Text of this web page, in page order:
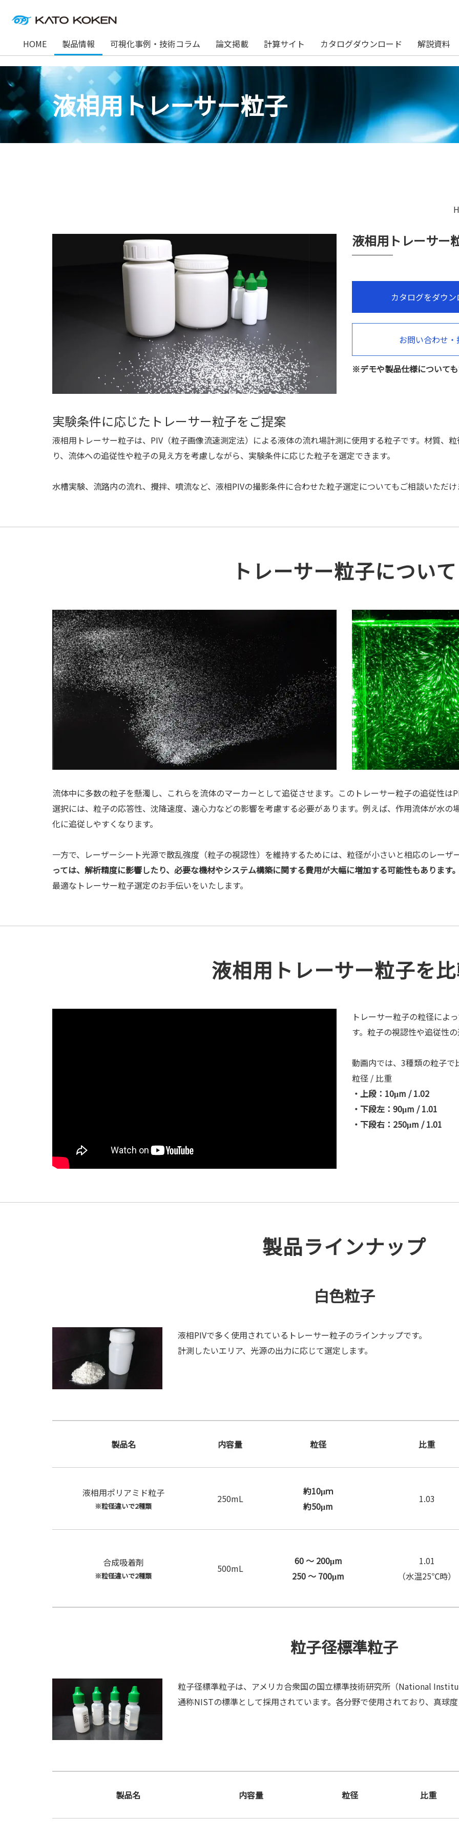
HOME 製品情報 可視化事例・技術コラム 論文掲載 計算サイト カタログダウンロード 解説資料
液相用トレーサー粒子
液相用トレーサー
カタログをダウ
お問い合わせ
※デモや製品仕様について
実験条件に応じたトレーサー粒子をご提案
液相用トレーサー粒子は、PIV（粒子画像流速測定法）による液体の流れ場計測に使用する粒子です。材質、
り、流体への追従性や粒子の見え方を考慮しながら、実験条件に応じた粒子を選定できます。
水槽実験、流路内の流れ、攪拌、噴流など、液相PIVの撮影条件に合わせた粒子選定についてもご相談いただけ
トレーサー粒子について
流体中に多数の粒子を懸濁し、これらを流体のマーカーとして追従させます。このトレーサー粒子の追従性は
選択には、粒子の応答性、沈降速度、遠心力などの影響を考慮する必要があります。例えば、作用流体が水
化に追従しやすくなります。
一方で、レーザーシート光源で散乱強度（粒子の視認性）を維持するためには、粒径が小さいと相応のレーザ
っては、解析精度に影響したり、必要な機材やシステム構築に関する費用が大幅に増加する可能性もあります
最適なトレーサー粒子選定のお手伝いをいたします。
液相用トレーサー粒子を
トレーサー粒子の粒径によ
す。粒子の視認性や追従性
動画内では、3種類の粒子で
粒径 / 比重
・上段：10μm / 1.02
・下段左：90μm / 1.01
・下段右：250μm / 1.01
製品ラインナップ
白色粒子
液相PIVで多く使用されているトレーサー粒子のラインナップです。
計測したいエリア、光源の出力に応じて選定します。
製品名 内容量 粒径 比重
液相用ポリアミド粒子
※粒径違いで2種類
250mL
約10μｍ
約50μm
1.03
合成吸着剤
※粒径違いで2種類
500mL
60 ～ 200μm
250 ～ 700μm
1.01
（水温25℃時）
粒子径標準粒子
粒子径標準粒子は、アメリカ合衆国の国立標準技術研究所（National
通称NISTの標準として採用されています。各分野で使用されており、真球
製品名 内容量 粒径 比重